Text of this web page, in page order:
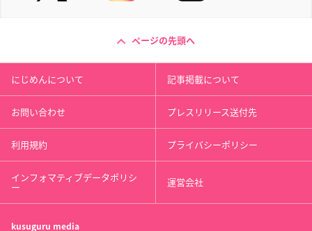
ページの先頭へ
にじめんについて 記事掲載について
お問い合わせ プレスリリース送付先
利用規約 プライバシーポリシー
インフォマティブデータポリシ
ー 運営会社
kusuguru media